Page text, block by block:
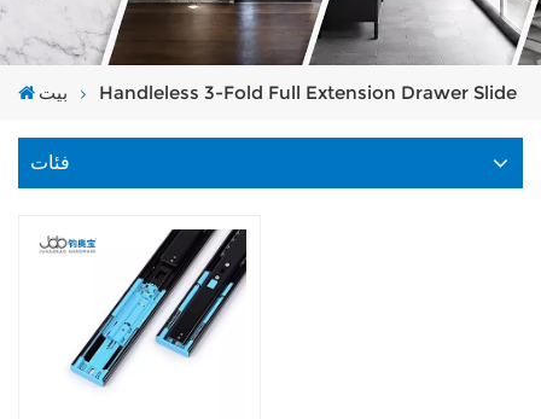
بيت Handleless 3-Fold Full Extension Drawer Slide
فئات